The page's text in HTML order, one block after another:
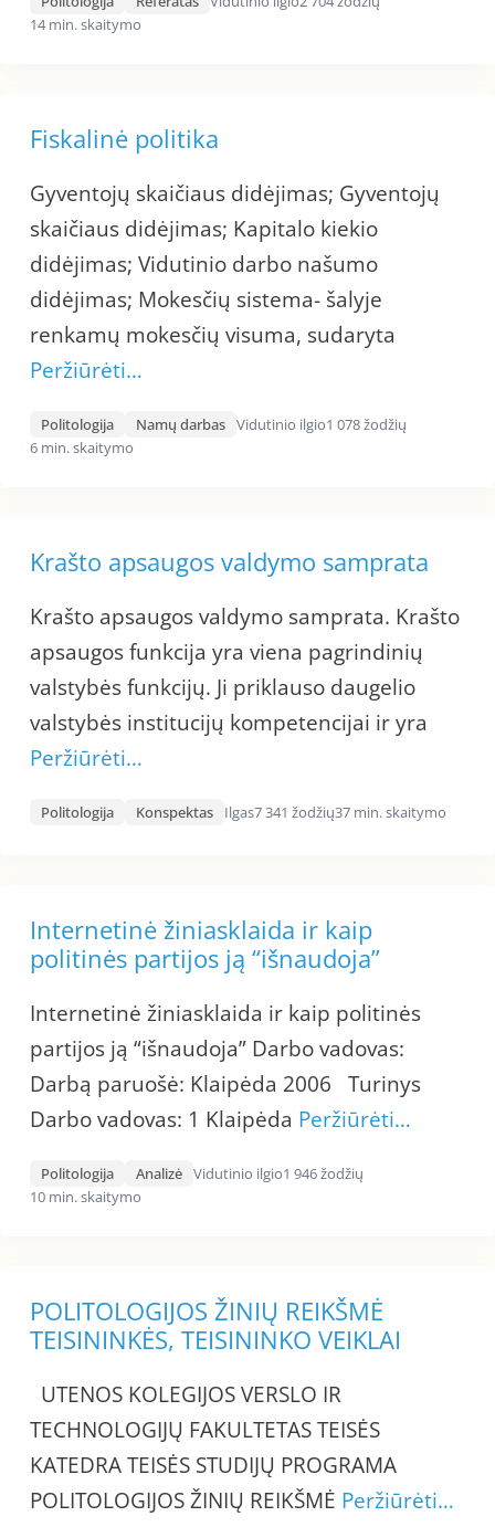
14 min. skaitymo
Fiskalinė politika
Gyventojų skaičiaus didėjimas; Gyventojų
skaičiaus didėjimas; Kapitalo kiekio
didėjimas; Vidutinio darbo našumo
didėjimas; Mokesčių sistema- šalyje
renkamų mokesčių visuma, sudaryta
Peržiūrėti…
Politologija Namų darbas Vidutinio ilgio1 078 žodžių
6 min. skaitymo
Krašto apsaugos valdymo samprata
Krašto apsaugos valdymo samprata. Krašto
apsaugos funkcija yra viena pagrindinių
valstybės funkcijų. Ji priklauso daugelio
valstybės institucijų kompetencijai ir yra
Peržiūrėti…
Politologija Konspektas Ilgas7 341 žodžių37 min. skaitymo
Internetinė žiniasklaida ir kaip
politinės partijos ją “išnaudoja”
Internetinė žiniasklaida ir kaip politinės
partijos ją “išnaudoja” Darbo vadovas:
Darbą paruošė: Klaipėda 2006 Turinys
Darbo vadovas: 1 Klaipėda Peržiūrėti…
Politologija Analizė Vidutinio ilgio1 946 žodžių
10 min. skaitymo
POLITOLOGIJOS ŽINIŲ REIKŠMĖ
TEISININKĖS, TEISININKO VEIKLAI
UTENOS KOLEGIJOS VERSLO IR
TECHNOLOGIJŲ FAKULTETAS TEISĖS
KATEDRA TEISĖS STUDIJŲ PROGRAMA
POLITOLOGIJOS ŽINIŲ REIKŠMĖ Peržiūrėti…